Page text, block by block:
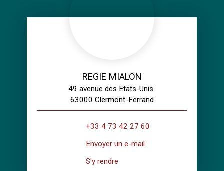
REGIE MIALON
49 avenue des Etats-Unis
63000 Clermont-Ferrand
+33 4 73 42 27 60
Envoyer un e-mail
S'y rendre